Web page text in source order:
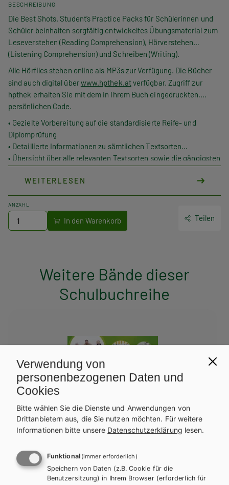
BESCHREIBUNG
Die Best Shots. Student’s Practice Packs für Schülerinnen und
Schüler beinhalten sorgfältig entwickeltes Übungsmaterial zum
Leseverstehen (Reading Comprehension), Hörverstehen
(Listening Comprehension) und Schreiben (Writing).
Alle Hörfiles stehen online als MP3s zur Verfügung. Die Bücher
sind auch digital überwww.hpthek.atverfügbar. Zugriff zur
hpthek erhalten Sie mit dem in Ihrem Buch eingedruckten,
persönlichen Code.
• Gezielte Vorbereitung auf die standardisierte Reife- und
Diplomprüfung
• Detaillierte Informationen zu sämtlichen Textsorten
• Übersicht über alle relevanten Textsorten sowie die gängigsten
• Step-by-Step-Tipps zur praktischen Herangehensweise an
einzelne Tasks
• Writing Reference mit Sprachbausteinen zu den einzelnen
Textsorten und kommentierten Mustertexten
WEITERLESEN
ANZAHL
Teilen
Weitere Bände dieser
Schulbuchreihe
Verwendung von
personenbezogenen Daten und
Cookies
Bitte wählen Sie die Dienste und Anwendungen von
Drittanbietern aus, die Sie nutzen möchten. Für weitere
Informationen bitte unsere Datenschutzerklärung lesen.
Funktional (immer erforderlich)
Speichern von Daten (z.B. Cookie für die
Benutzersitzung) in Ihrem Browser (erforderlich für